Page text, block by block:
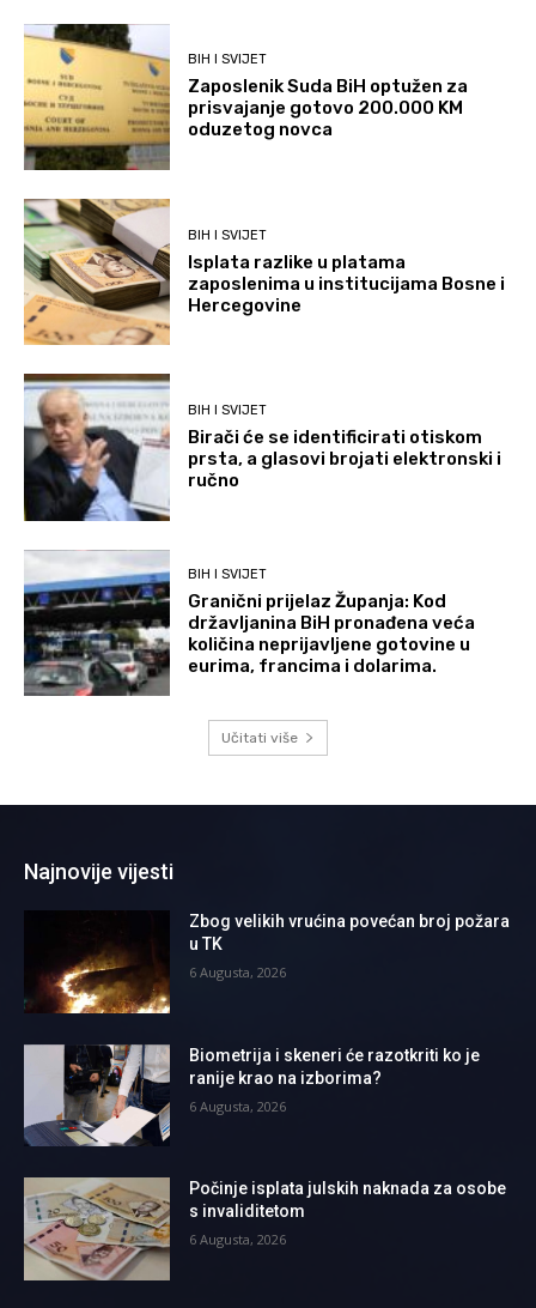
BIH I SVIJET
Zaposlenik Suda BiH optužen za
prisvajanje gotovo 200.000 KM
oduzetog novca
BIH I SVIJET
Isplata razlike u platama
zaposlenima u institucijama Bosne i
Hercegovine
BIH I SVIJET
Birači će se identificirati otiskom
prsta, a glasovi brojati elektronski i
ručno
BIH I SVIJET
Granični prijelaz Županja: Kod
državljanina BiH pronađena veća
količina neprijavljene gotovine u
eurima, francima i dolarima.
Učitati više
Najnovije vijesti
Zbog velikih vrućina povećan broj požara
u TK
6 Augusta, 2026
Biometrija i skeneri će razotkriti ko je
ranije krao na izborima?
6 Augusta, 2026
Počinje isplata julskih naknada za osobe
s invaliditetom
6 Augusta, 2026